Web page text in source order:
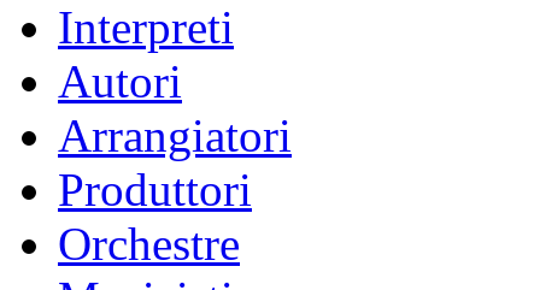
Interpreti
Autori
Arrangiatori
Produttori
Orchestre